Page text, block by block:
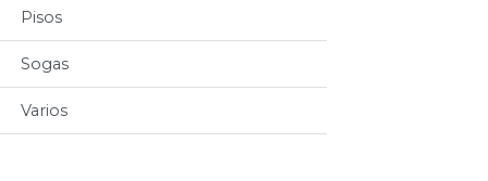
Pisos
Sogas
Varios